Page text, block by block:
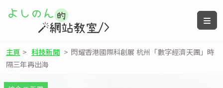
主頁 > 科技新聞 > 閃耀香港國際科創展 杭州「數字經濟天團」時
隔三年再出海